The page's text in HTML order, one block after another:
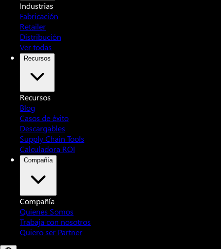
Industrias
Fabricación
Retailer
Distribución
Ver todas
Recursos
Recursos
Blog
Casos de éxito
Descargables
Supply Chain Tools
Calculadora ROI
Compañía
Compañía
Quienes Somos
Trabaja con nosotros
Quiero ser Partner